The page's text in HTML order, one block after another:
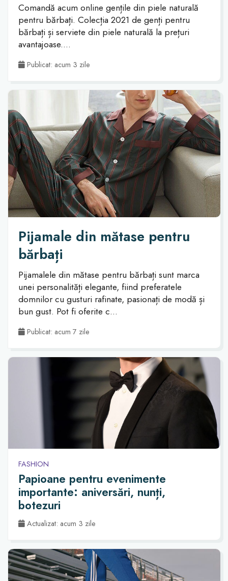
Comandă acum online gențile din piele naturală
pentru bărbați. Colecția 2021 de genți pentru
bărbați și serviete din piele naturală la prețuri
avantajoase....
Publicat: acum 3 zile
Pijamale din mătase pentru
bărbați
Pijamalele din mătase pentru bărbați sunt marca
unei personalități elegante, fiind preferatele
domnilor cu gusturi rafinate, pasionați de modă și
bun gust. Pot fi oferite c...
Publicat: acum 7 zile
FASHION
Papioane pentru evenimente
importante: aniversări, nunți,
botezuri
Actualizat: acum 3 zile